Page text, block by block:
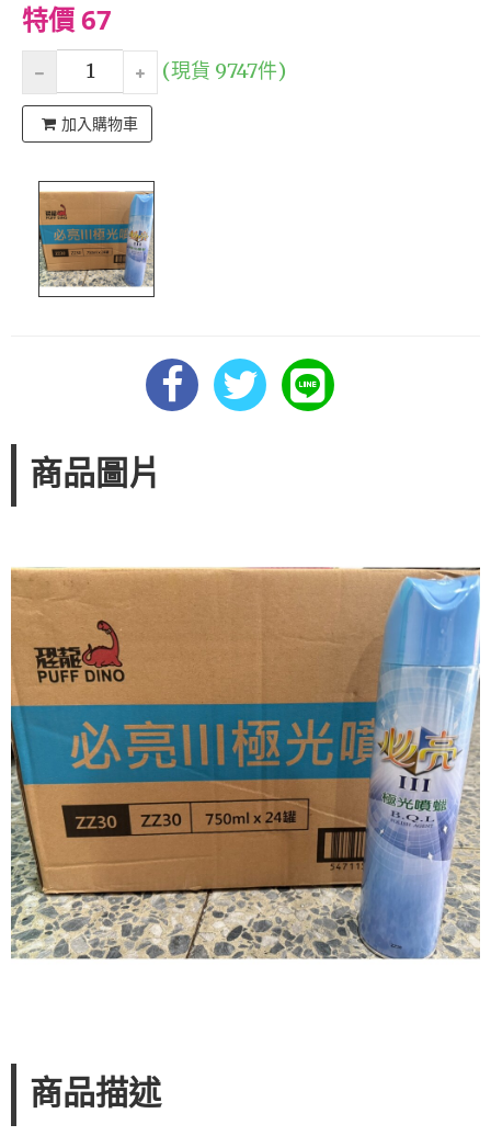
特價 67
(現貨 9747件)
加入購物車
商品圖片
商品描述